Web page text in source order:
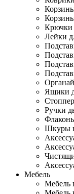
Крючки
Лейки
Ящики
Ручки
Шкуры
Мебель
Мебель